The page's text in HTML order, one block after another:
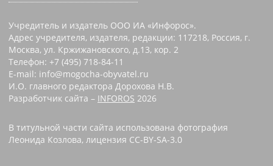
Учредитель и издатель ООО ИА «Инфорос».
Адрес учредителя, издателя, редакции: 117218, Россия, г.
Москва, ул. Кржижановского, д.13, кор. 2
Телефон: +7 (495) 718-84-11
E-mail: info@mogocha-obyvatel.ru
И.О. главного редактора Дорохова Н.В.
Разработчик сайта – INFOROS 2026
В титульной части сайта использована фотография
Леонида Козлова, лицензия CC-BY-SA-3.0